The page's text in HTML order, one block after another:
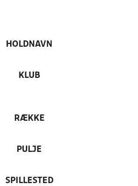
HOLDNAVN
KLUB
RÆKKE
PULJE
SPILLESTED